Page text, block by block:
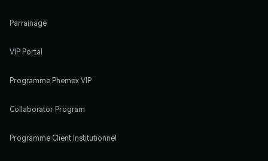
Parrainage
VIP Portal
Programme Phemex VIP
Collaborator Program
Programme Client Institutionnel